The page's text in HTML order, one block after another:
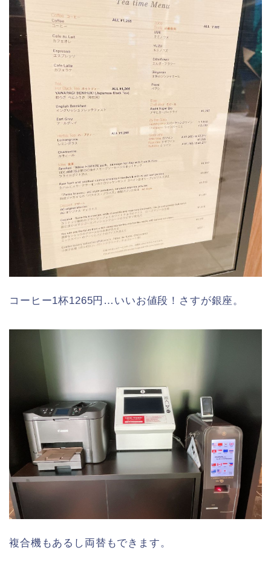
コーヒー1杯1265円…いいお値段！さすが銀座。
複合機もあるし両替もできます。